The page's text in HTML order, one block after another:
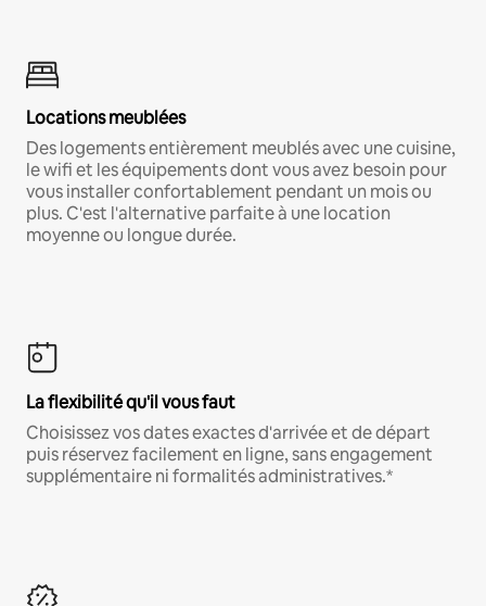
Locations meublées
Des logements entièrement meublés avec une cuisine,
le wifi et les équipements dont vous avez besoin pour
vous installer confortablement pendant un mois ou
plus. C'est l'alternative parfaite à une location
moyenne ou longue durée.
La flexibilité qu'il vous faut
Choisissez vos dates exactes d'arrivée et de départ
puis réservez facilement en ligne, sans engagement
supplémentaire ni formalités administratives.*